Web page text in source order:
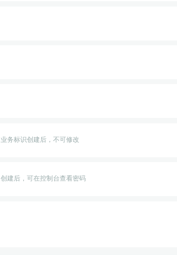
业务标识创建后，不可修改
创建后，可在控制台查看密码